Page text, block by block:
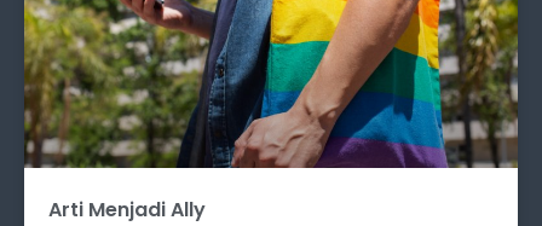
Arti Menjadi Ally